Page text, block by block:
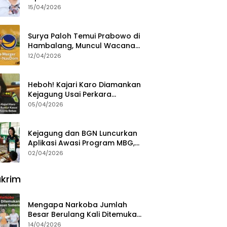
15/04/2026
Surya Paloh Temui Prabowo di
Hambalang, Muncul Wacana
Penggabungan NasDem dan
12/04/2026
Heboh! Kajari Karo Diamankan
Kejagung Usai Perkara
Videografer Divonis Bebas
05/04/2026
Kejagung dan BGN Luncurkan
Aplikasi Awasi Program MBG,
Begini Cara Lapornya
02/04/2026
Mengapa Narkoba Jumlah
Besar Berulang Kali Ditemukan
di Wilayah Kepulauan
14/04/2026